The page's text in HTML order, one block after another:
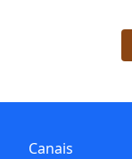
Canais